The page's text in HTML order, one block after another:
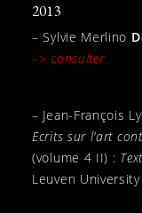
2013
– Sylvie Merlino
–> consulter
– Jean-François
Ecrits sur l’art
(volume 4 II) :
Leuven